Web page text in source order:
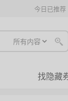
今日已推荐
找隐藏